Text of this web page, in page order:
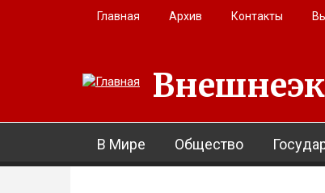
Перейти к основному содержанию
Главная Архив Контакты
В Мире Общество